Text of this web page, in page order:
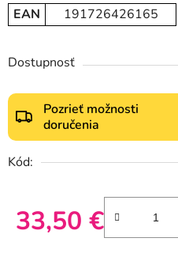
EAN 191726426165
Dostupnosť
Pozrieť možnosti
doručenia
Kód:
33,50 €